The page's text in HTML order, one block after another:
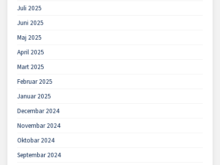
Juli 2025
Juni 2025
Maj 2025
April 2025
Mart 2025
Februar 2025
Januar 2025
Decembar 2024
Novembar 2024
Oktobar 2024
Septembar 2024